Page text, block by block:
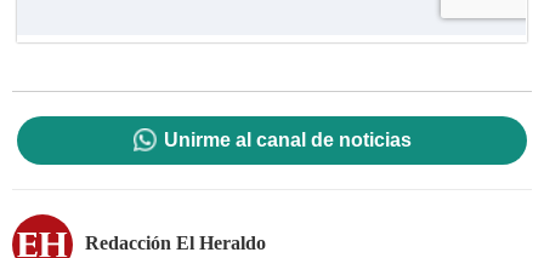
Unirme al canal de noticias
Redacción El Heraldo